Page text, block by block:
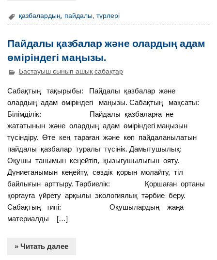
қазбалардың, пайдалы,түрлері
Пайдалы қазбалар және олардың адам
өміріндегі маңызы.
Бастауыш сынып ашық сабақтар
Сабақтың тақырыбы: Пайдалы қазбалар және
олардың адам өміріндегі маңызы. Сабақтың мақсаты:
Білімділік: Пайдалы қазбаларға не
жататынын және олардың адам өміріндегі маңызын
түсіндіру. Өте кең тараған және көп пайдаланылатын
пайдалы қазбалар туралы түсінік. Дамытушылық:
Оқушы танымын кеңейтіп, қызығушылығын ояту.
Дүниетанымын кеңейту, сөздік қорын молайту, тіл
байлығын арттыру. Тәрбиелік: Қоршаған ортаны
қорғауға үйрету арқылы экологиялық тәрбие беру.
Сабақтың типі: Оқушылардың жаңа
материалды […]
» Читать далее